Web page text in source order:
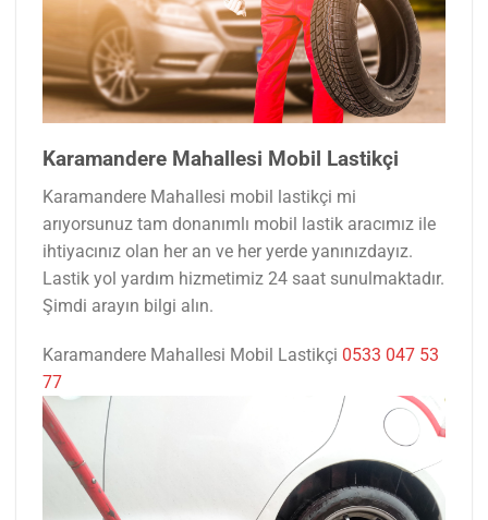
Karamandere Mahallesi Mobil Lastikçi
Karamandere Mahallesi mobil lastikçi mi
arıyorsunuz tam donanımlı mobil lastik aracımız ile
ihtiyacınız olan her an ve her yerde yanınızdayız.
Lastik yol yardım hizmetimiz 24 saat sunulmaktadır.
Şimdi arayın bilgi alın.
Karamandere Mahallesi Mobil Lastikçi 0533 047 53
77